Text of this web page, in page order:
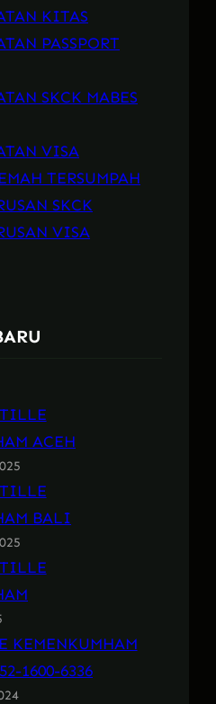
KITAS
PASSPORT
SKCK MABES
VISA
TERSUMPAH
SKCK
VISA
ACEH
BALI
KEMENKUMHAM
1600-6336